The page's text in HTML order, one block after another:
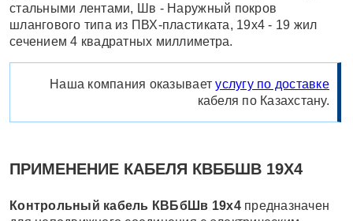
стальными лентами, Шв - Наружный покров
шлангового типа из ПВХ-пластиката, 19х4 - 19 жил
сечением 4 квадратных миллиметра.
Наша компания оказываетуслугу по доставке
кабеля по Казахстану.
ПРИМЕНЕНИЕ КАБЕЛЯ КВББШВ 19Х4
Контрольный кабель КВБбШв 19х4 предназначен